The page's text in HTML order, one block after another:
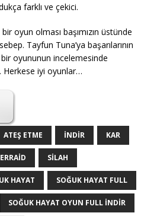
farklı ve çekici.
oyun olması başımızın üstünde
Tayfun Tuna’ya başarılarının
bir oyununun incelemesinde
Herkese iyi oyunlar…
ATEŞ ETME INDIR KAR
SILAH
HAYAT SOĞUK HAYAT FULL
SOĞUK HAYAT OYUN FULL INDIR